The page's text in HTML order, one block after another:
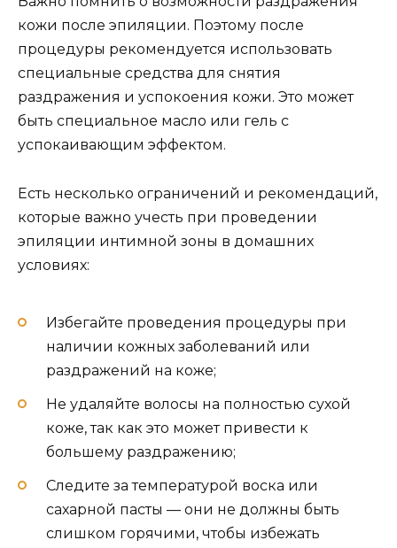
кожи после эпиляции. Поэтому после
процедуры рекомендуется использовать
специальные средства для снятия
раздражения и успокоения кожи. Это может
быть специальное масло или гель с
успокаивающим эффектом.
Есть несколько ограничений и рекомендаций,
которые важно учесть при проведении
эпиляции интимной зоны в домашних
условиях:
Избегайте проведения процедуры при
наличии кожных заболеваний или
раздражений на коже;
Не удаляйте волосы на полностью сухой
коже, так как это может привести к
большему раздражению;
Следите за температурой воска или
сахарной пасты — они не должны быть
слишком горячими, чтобы избежать